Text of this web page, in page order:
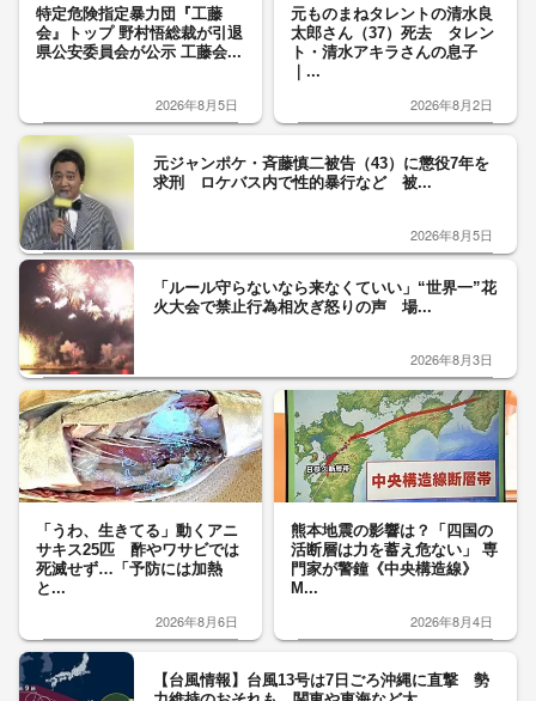
特定危険指定暴力団『工藤
会』トップ 野村悟総裁が引退
県公安委員会が公示 工藤会...
2026年8月5日
元ものまねタレントの清水良
太郎さん（37）死去 タレン
ト・清水アキラさんの息子
｜...
2026年8月2日
元ジャンポケ・斉藤慎二被告（43）に懲役7年を
求刑 ロケバス内で性的暴行など 被...
2026年8月5日
「ルール守らないなら来なくていい」“世界一”花
火大会で禁止行為相次ぎ怒りの声 場...
2026年8月3日
「うわ、生きてる」動くアニ
サキス25匹 酢やワサビでは
死滅せず…「予防には加熱
と...
2026年8月6日
熊本地震の影響は？「四国の
活断層は力を蓄え危ない」 専
門家が警鐘《中央構造線》
M...
2026年8月4日
【台風情報】台風13号は7日ごろ沖縄に直撃 勢